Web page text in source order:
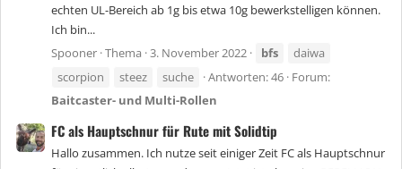
echten UL-Bereich ab 1g bis etwa 10g bewerkstelligen können.
Ich bin...
Spooner Thema 3. November 2022 bfs
daiwa
scorpion
steez suche Antworten: 46 Forum:
Baitcaster- und Multi-Rollen
FC als Hauptschnur für Rute mit Solidtip
Hallo zusammen. Ich nutze seit einiger Zeit FC als Hauptschnur